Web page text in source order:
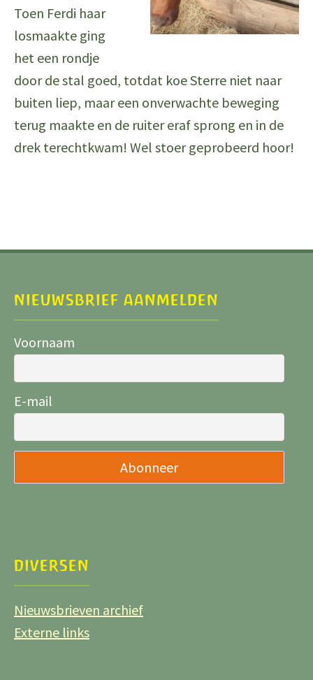
Toen Ferdi haar
losmaakte ging
het een rondje
door de stal goed, totdat koe Sterre niet naar
buiten liep, maar een onverwachte beweging
terug maakte en de ruiter eraf sprong en in de
drek terechtkwam! Wel stoer geprobeerd hoor!
NIEUWSBRIEF AANMELDEN
Voornaam
E-mail
DIVERSEN
Nieuwsbrieven archief
Externe links